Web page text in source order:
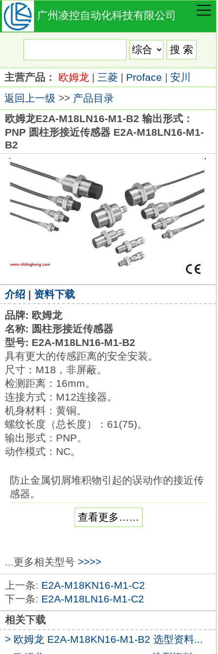
广州凌控自动化科技有限公司
主营产品： 欧姆龙 | 三菱 | Proface | 安川
返回上一级 >> 产品目录
欧姆龙E2A-M18LN16-M1-B2 输出形式：
PNP 圆柱形接近传感器 E2A-M18LN16-M1-
B2
介绍 | 资料下载
品牌: 欧姆龙
名称: 圆柱形接近传感器
型号: E2A-M18LN16-M1-B2
具有更大的传感距离的安全安装。
尺寸：M18，非屏蔽。
检测距离：16mm。
连接方式：M12连接器。
机身材料：黄铜。
螺纹长度（总长度）：61(75)。
输出形式：PNP。
动作模式：NC。
防止金属切屑堆积物引起的误动作的接近传
感器。
粘附铝、铸铁等的切屑也不会引起误动作，
仅检测对象物体。
M1-B2。
形状：屏蔽，M18。
检测距离：4mm。
输出形式：直流2线式。
动作模式：NO。E3X-DA8TW-S分类：高功
能型；外部输出，
功能： 远程设定 ； 计数器 ； 微分动作，
查看更多……
...更多相关型号 >>>>
上一条: E2A-M18KN16-M1-C2
下一条: E2A-M18LN16-M1-C2
相关下载
> 欧姆龙 E2A-M18KN16-M1-B2 选型资料...